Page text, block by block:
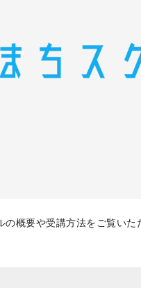
の概要や受講方法をご覧い